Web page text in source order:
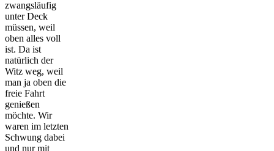
zwangsläufig
unter Deck
müssen, weil
oben alles voll
ist. Da ist
natürlich der
Witz weg, weil
man ja oben die
freie Fahrt
genießen
möchte. Wir
waren im letzten
Schwung dabei
und nur mit